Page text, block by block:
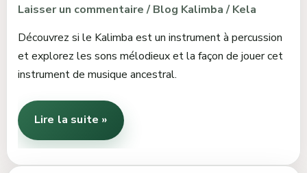
Laisser un commentaire /Blog Kalimba/Kela
Découvrez si le Kalimba est un instrument à percussion
et explorez les sons mélodieux et la façon de jouer cet
instrument de musique ancestral.
Lire la suite »